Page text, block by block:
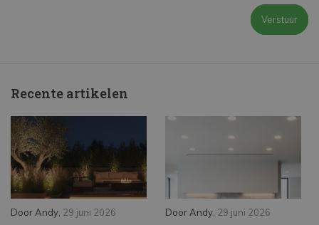
Verstuur
Recente artikelen
DoorAndy, 29 juni 2026 DoorAndy, 29 juni 2026